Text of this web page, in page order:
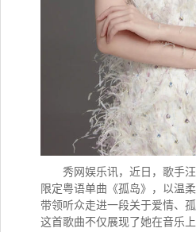
秀网娱乐讯， 近日，歌手
限定粤语单曲《孤岛》，以温
带领听众走进一段关于爱情、
这首歌曲不仅展现了她在音乐